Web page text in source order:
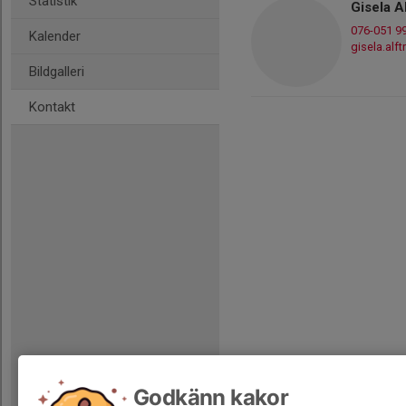
Kalender
Bildgalleri
Kontakt
Gisela
076-051
Godkänn kakor